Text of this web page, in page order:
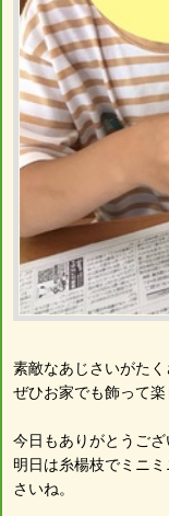
素敵なあじさいがた
ぜひお家でも飾って楽
今日もありがとうござ
明日は糸楊枝でミニ
さいね。